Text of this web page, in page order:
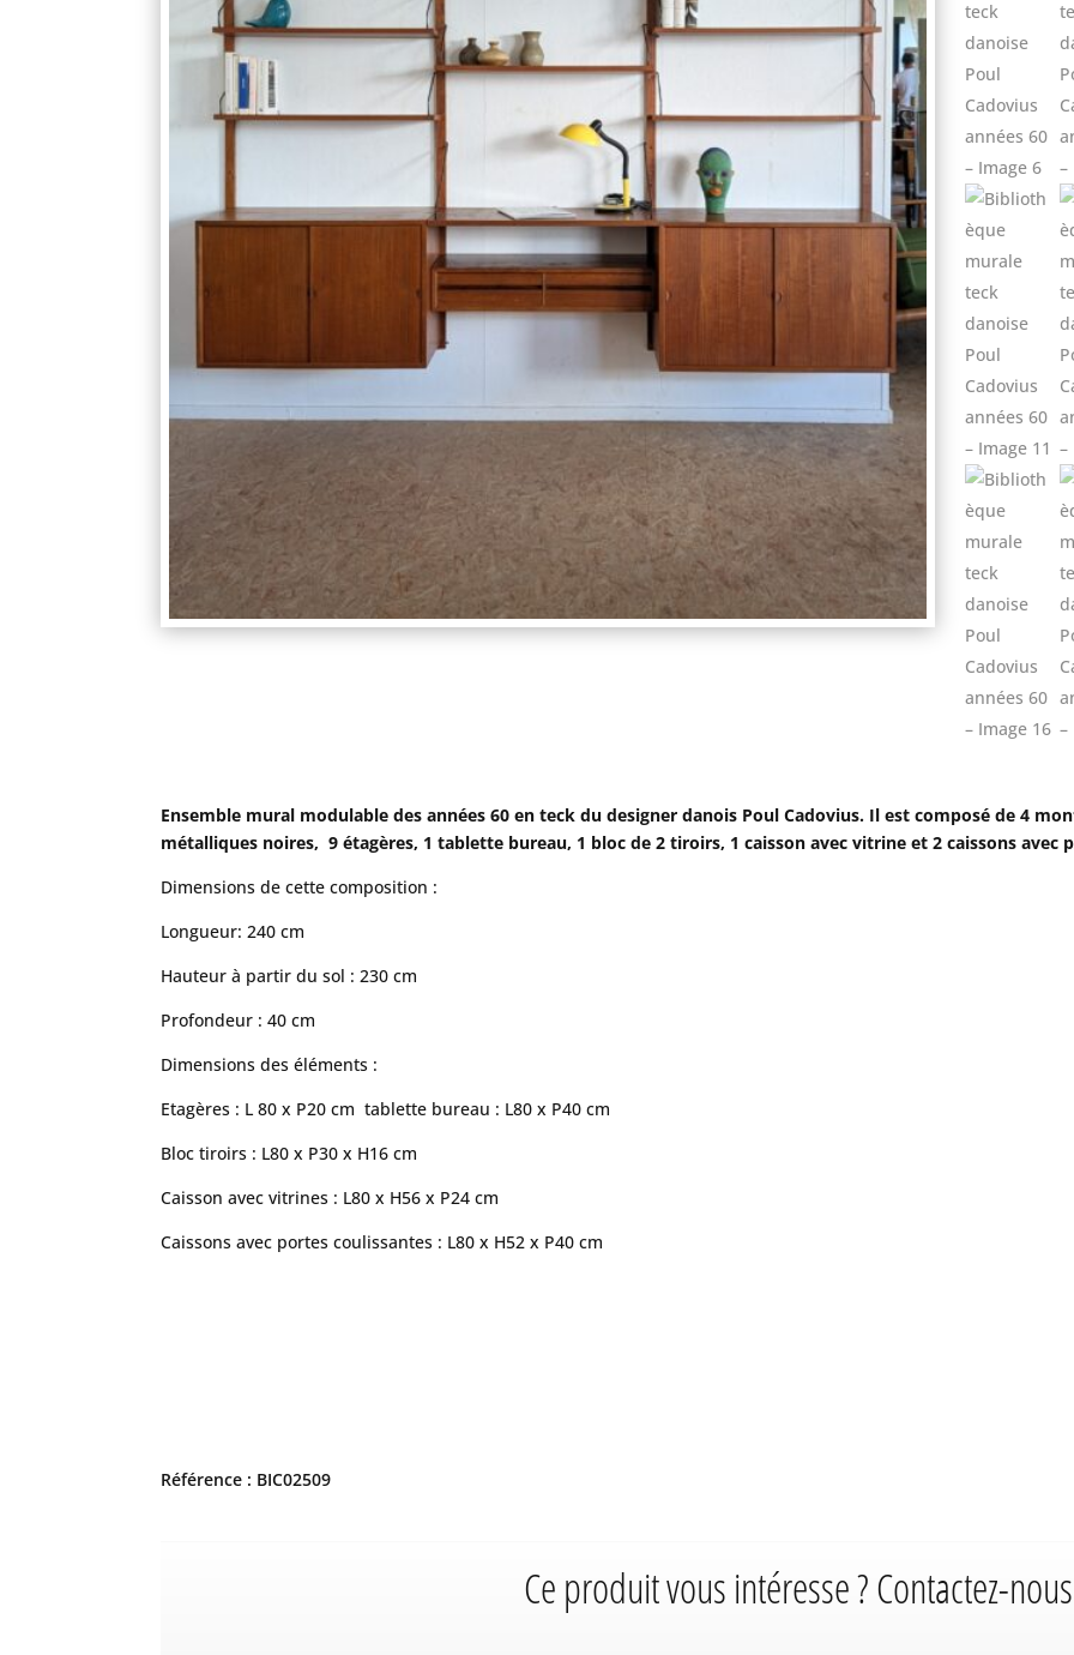
Ensemble mural modulable des années 60 en teck du designer danois Poul Cadovius. Il est composé de 4
métalliques noires, 9 étagères, 1 tablette bureau, 1 bloc de 2 tiroirs, 1 caisson avec vitrine et 2 caissons avec
Dimensions de cette composition :
Longueur: 240 cm
Hauteur à partir du sol : 230 cm
Profondeur : 40 cm
Dimensions des éléments :
Etagères : L 80 x P20 cm tablette bureau : L80 x P40 cm
Bloc tiroirs : L80 x P30 x H16 cm
Caisson avec vitrines : L80 x H56 x P24 cm
Caissons avec portes coulissantes : L80 x H52 x P40 cm
Référence : BIC02509
Ce produit vous intéresse ? Contactez-